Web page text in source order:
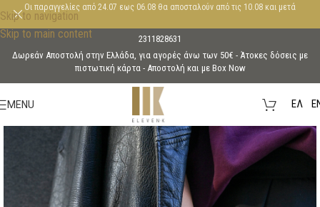
Skip to navigation
Skip to main content
Οι παραγγελίες από 24.07 εως 06.08 θα αποσταλούν από τις 10.08 και μετά
2311828631
Δωρεάν Αποστολή στην Ελλάδα, για αγορές άνω των 50€ - Άτοκες δόσεις με
πιστωτική κάρτα - Aποστολή και με Box Now
MENU EΛ